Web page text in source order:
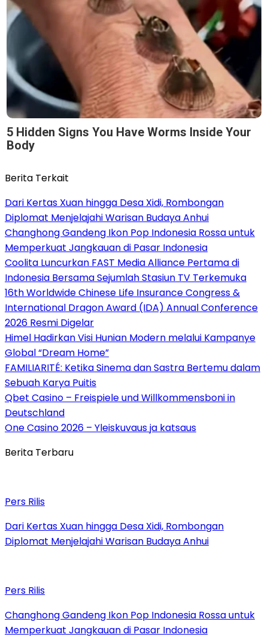
5 Hidden Signs You Have Worms Inside Your
Body
Berita Terkait
Dari Kertas Xuan hingga Desa Xidi, Rombongan
Diplomat Menjelajahi Warisan Budaya Anhui
Changhong Gandeng Ikon Pop Indonesia Rossa untuk
Memperkuat Jangkauan di Pasar Indonesia
Coolita Luncurkan FAST Media Alliance Pertama di
Indonesia Bersama Sejumlah Stasiun TV Terkemuka
16th Worldwide Chinese Life Insurance Congress &
International Dragon Award (IDA) Annual Conference
2026 Resmi Digelar
Himel Hadirkan Visi Hunian Modern melalui Kampanye
Global “Dream Home”
FAMILIARITÉ: Ketika Sinema dan Sastra Bertemu dalam
Sebuah Karya Puitis
Qbet Casino – Freispiele und Willkommensboni in
Deutschland
One Casino 2026 – Yleiskuvaus ja katsaus
Berita Terbaru
Pers Rilis
Dari Kertas Xuan hingga Desa Xidi, Rombongan
Diplomat Menjelajahi Warisan Budaya Anhui
Pers Rilis
Changhong Gandeng Ikon Pop Indonesia Rossa untuk
Memperkuat Jangkauan di Pasar Indonesia